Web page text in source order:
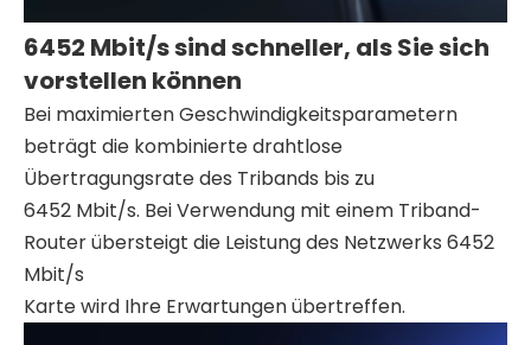
6452 Mbit/s sind schneller, als Sie sich
vorstellen können
Bei maximierten Geschwindigkeitsparametern
beträgt die kombinierte drahtlose
Übertragungsrate des Tribands bis zu
6452 Mbit/s. Bei Verwendung mit einem Triband-
Router übersteigt die Leistung des Netzwerks 6452
Mbit/s
Karte wird Ihre Erwartungen übertreffen.